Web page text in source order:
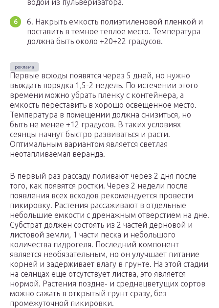
6. Накрыть емкость полиэтиленовой пленкой и
поставить в темное теплое место. Температура
должна быть около +20+22 градусов.
Первые всходы появятся через 5 дней, но нужно
выждать порядка 1,5-2 недель. По истечении этого
времени можно убрать пленку с контейнера, а
емкость переставить в хорошо освещенное место.
Температура в помещении должна снизиться, но
быть не менее +12 градусов. В таких условиях
сеянцы начнут быстро развиваться и расти.
Оптимальным вариантом является светлая
неотапливаемая веранда.
В первый раз рассаду поливают через 2 дня после
того, как появятся ростки. Через 2 недели после
появления всех всходов рекомендуется провести
пикировку. Растения рассаживают в отдельные
небольшие емкости с дренажным отверстием на дне.
Субстрат должен состоять из 2 частей дерновой и
листовой земли, 1 части песка и небольшого
количества гидрогеля. Последний компонент
является необязательным, но он улучшает питание
корней и задерживает влагу в грунте. На этой стадии
на сеянцах еще отсутствует листва, это является
нормой. Растения поздне- и среднецветущих сортов
можно сажать в открытый грунт сразу, без
промежуточной пикировки.